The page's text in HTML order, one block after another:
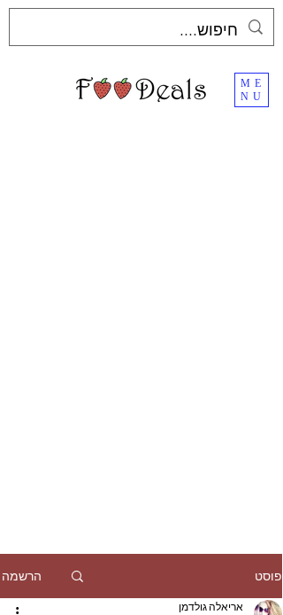
ME
NU
פוסט הרשמה
אריאלה גולדמן